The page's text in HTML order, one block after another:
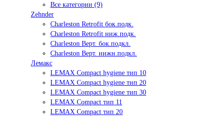
Все категории (9)
Zehnder
Charleston Retrofit бок.подк.
Charleston Retrofit ниж.подк.
Charleston Верт. бок.подкл.
Charleston Верт. нижн.подкл.
Лемакс
LEMAX Compact hygiene тип 10
LEMAX Compact hygiene тип 20
LEMAX Compact hygiene тип 30
LEMAX Compact тип 11
LEMAX Compact тип 20